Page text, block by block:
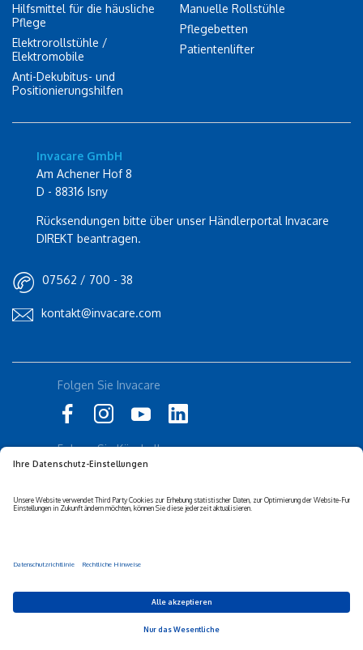
Hilfsmittel für die häusliche
Pflege
Elektrorollstühle /
Elektromobile
Anti-Dekubitus- und
Positionierungshilfen
Manuelle Rollstühle
Pflegebetten
Patientenlifter
Invacare GmbH
Am Achener Hof 8
D - 88316 Isny
Rücksendungen bitte über unser Händlerportal Invacare
DIREKT beantragen.
07562 / 700 - 38
kontakt@invacare.com
Barrierefreiheits-erklärung
Folgen Sie Invacare
Folgen Sie Küschall